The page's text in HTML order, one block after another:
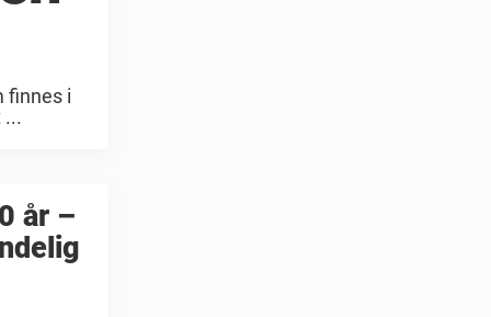
finnes i
...
år –